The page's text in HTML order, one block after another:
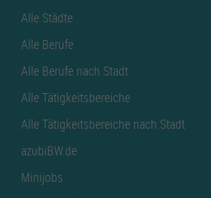
Alle Städte
Alle Berufe
Alle Berufe nach Stadt
Alle Tätigkeitsbereiche
Alle Tätigkeitsbereiche nach Stadt
azubiBW.de
Minijobs